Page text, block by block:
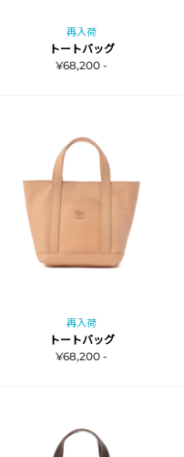
再入荷
トートバッグ
¥68,200 -
再入荷
トートバッグ
¥68,200 -